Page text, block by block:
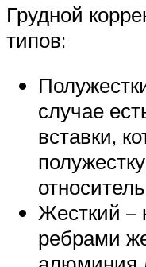
Грудной
типов:
случае
вставки,
Жесткий –
ребрами